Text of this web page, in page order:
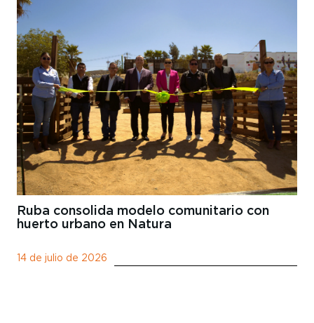
Ruba consolida modelo comunitario con
huerto urbano en Natura
14 de julio de 2026